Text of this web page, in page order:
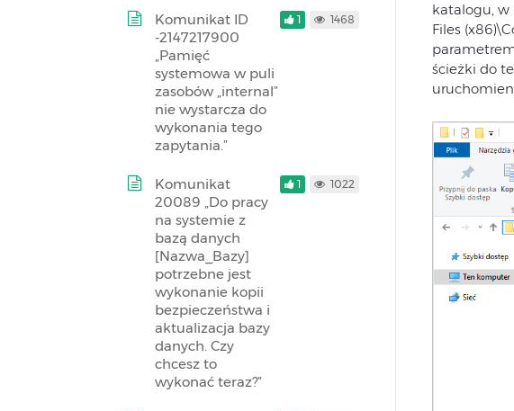
katalogu, w
Files
ścieżki do
Komunikat ID
-2147217900
„Pamięć
systemowa w puli
zasobów „internal”
nie wystarcza do
wykonania tego
zapytania.”
1 1468
Komunikat
20089 „Do pracy
na systemie z
bazą danych
[Nazwa_Bazy]
potrzebne jest
wykonanie kopii
bezpieczeństwa i
aktualizacja bazy
danych. Czy
chcesz to
wykonać teraz?”
1 1022